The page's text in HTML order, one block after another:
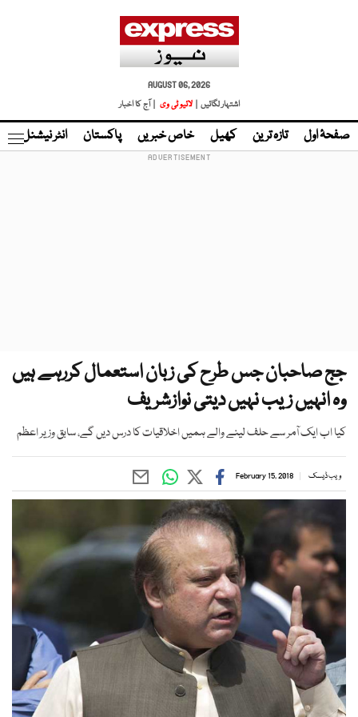
AUGUST 06, 2026
اشتہار لگائیں |
لائیو ٹی وی | آج کا اخبار
صفحۂ اول تازہ ترین کھیل خاص خبریں پاکستان انٹر نیشنل
جج صاحبان جس طرح کی زبان استعمال کررہے ہیں
وہ انہیں زیب نہیں دیتی نوازشریف
کیا اب ایک آمر سے حلف لینے والے ہمیں اخلاقیات کا درس دیں گے، سابق وزیر اعظم
ویب ڈیسک February 15, 2018